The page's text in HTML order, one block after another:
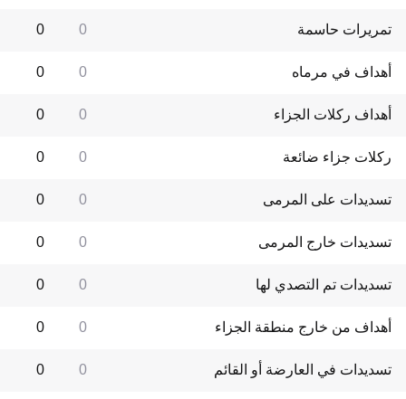
تمريرات حاسمة 0
0
أهداف في مرماه 0
0
أهداف ركلات الجزاء 0
0
ركلات جزاء ضائعة 0
0
تسديدات على المرمى 0
0
تسديدات خارج المرمى 0
0
تسديدات تم التصدي لها 0
0
أهداف من خارج منطقة الجزاء 0
0
تسديدات في العارضة أو القائم 0
0